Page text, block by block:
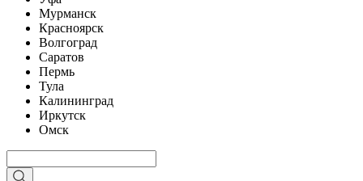
Мурманск
Красноярск
Волгоград
Саратов
Пермь
Тула
Калининград
Иркутск
Омск